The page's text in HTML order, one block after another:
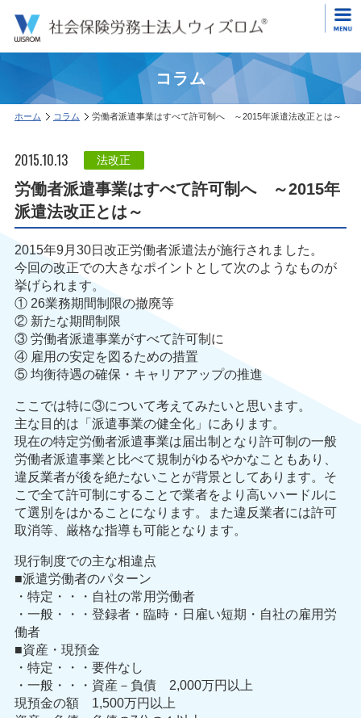
コラム
ホーム コラム 労働者派遣事業はすべて許可制へ ～2015年派遣法改正とは～
2015.10.13 法改正
労働者派遣事業はすべて許可制へ ～2015年
派遣法改正とは～
2015年9月30日改正労働者派遣法が施行されました。
今回の改正での大きなポイントとして次のようなものが
挙げられます。
① 26業務期間制限の撤廃等
② 新たな期間制限
③ 労働者派遣事業がすべて許可制に
④ 雇用の安定を図るための措置
⑤ 均衡待遇の確保・キャリアアップの推進
ここでは特に③について考えてみたいと思います。
主な目的は「派遣事業の健全化」にあります。
現在の特定労働者派遣事業は届出制となり許可制の一般
労働者派遣事業と比べて規制がゆるやかなこともあり、
違反業者が後を絶たないことが背景としてあります。そ
こで全て許可制にすることで業者をより高いハードルに
て選別をはかることになります。また違反業者には許可
取消等、厳格な指導も可能となります。
現行制度での主な相違点
■派遣労働者のパターン
・特定・・・自社の常用労働者
・一般・・・登録者・臨時・日雇い短期・自社の雇用労
働者
■資産・現預金
・特定・・・要件なし
・一般・・・資産－負債 2,000万円以上
現預金の額 1,500万円以上